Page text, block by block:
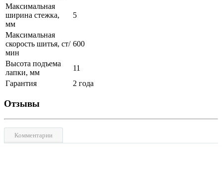
Максимальная
ширина стежка,
мм
5
Максимальная
скорость шитья, ст/
мин
600
Высота подъема
лапки, мм
11
Гарантия
2 года
Отзывы
Комментарии